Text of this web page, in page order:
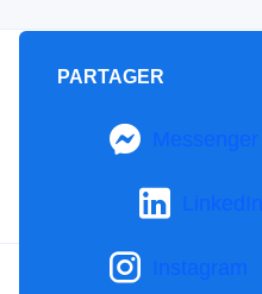
A propos
Notre Charte
Contactez-nous
PARTAGER
Messenger
LinkedIn
Instagram